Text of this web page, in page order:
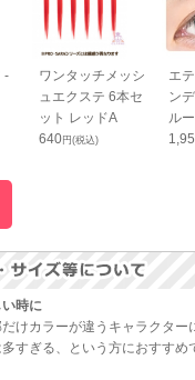
-
ワンタッチメッシ
ュエクステ 6本セ
ット レッドA
640円(税込)
エ
ン
ルー
時に
けカラーが違うキャラクター
すぎる、という方におすすめ